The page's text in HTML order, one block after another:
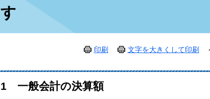
す
印刷 文字を大きくして印刷
1 一般会計の決算額